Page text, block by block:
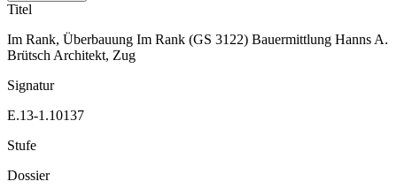
Titel
Im Rank, Überbauung Im Rank (GS 3122) Bauermittlung Hanns A.
Brütsch Architekt, Zug
Signatur
E.13-1.10137
Stufe
Dossier